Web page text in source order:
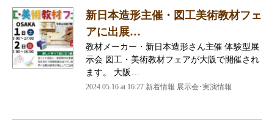
新日本造形主催・図工美術教材フェ
アに出展…
教材メーカー・新日本造形さん主催 体験型展
示会 図工・美術教材フェアが大阪で開催され
ます。 大阪…
2024.05.16 at 16:27 新着情報 展示会･実演情報